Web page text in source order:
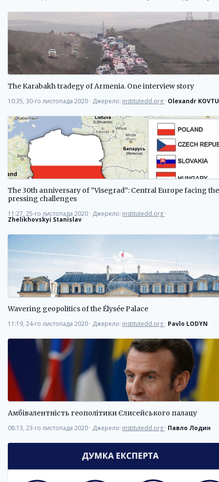
The Karabakh tradegy of Armenia. One interview story
10:35, 30-го листопада 2020 · Джерело: institutedd.org · Olexandr
The 30th anniversary of “Visegrad”: Central Europe facing
pressing challenges
11:27, 25-го листопада 2020 · Джерело: institutedd.org ·
Zhelikhovskyi Stanislav
Wavering geopolitics of the Élysée Palace
11:19, 24-го листопада 2020 · Джерело: institutedd.org · Pavlo LODYN
Амбівалентність геополітики Єлисейського палацу
08:13, 23-го листопада 2020 · Джерело: institutedd.org · Павло Лодин